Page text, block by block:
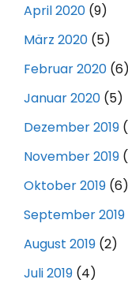
April 2020 (9)
März 2020 (5)
Februar 2020 (6)
Januar 2020 (5)
Dezember 2019
November 2019
Oktober 2019 (6)
September 2019
August 2019 (2)
Juli 2019 (4)